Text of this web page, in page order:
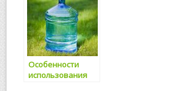
Особенности
использования